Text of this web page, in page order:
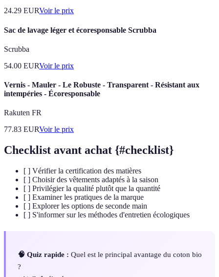
24.29 EURVoir le prix
Sac de lavage léger et écoresponsable Scrubba
Scrubba
54.00 EURVoir le prix
Vernis - Mauler - Le Robuste - Transparent - Résistant aux
intempéries - Écoresponsable
Rakuten FR
77.83 EURVoir le prix
Checklist avant achat {#checklist}
[ ] Vérifier la certification des matières
[ ] Choisir des vêtements adaptés à la saison
[ ] Privilégier la qualité plutôt que la quantité
[ ] Examiner les pratiques de la marque
[ ] Explorer les options de seconde main
[ ] S'informer sur les méthodes d'entretien écologiques
🧠 Quiz rapide : Quel est le principal avantage du coton bio
?